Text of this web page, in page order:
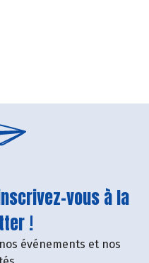
vous à la
!
événements et nos